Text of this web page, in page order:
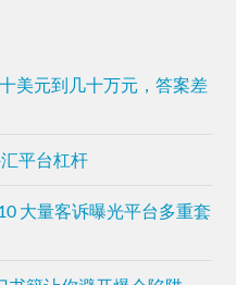
美元到几十万元，答案差
平台杠杆
大量客诉曝光平台多重套